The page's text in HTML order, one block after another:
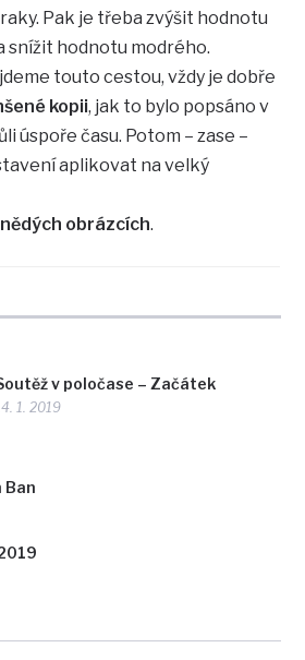
v poločase – Začátek
1. 2019
Ban
Pak je třeba zvýšit hodnotu
snížit hodnotu modrého.
touto cestou, vždy je dobře
kopii, jak to bylo popsáno v
úspoře času. Potom – zase –
aplikovat na velký
obrázcích.